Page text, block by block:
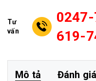
Tư
vấn
619-
Mô tả Đánh